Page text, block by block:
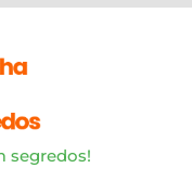
segredos!